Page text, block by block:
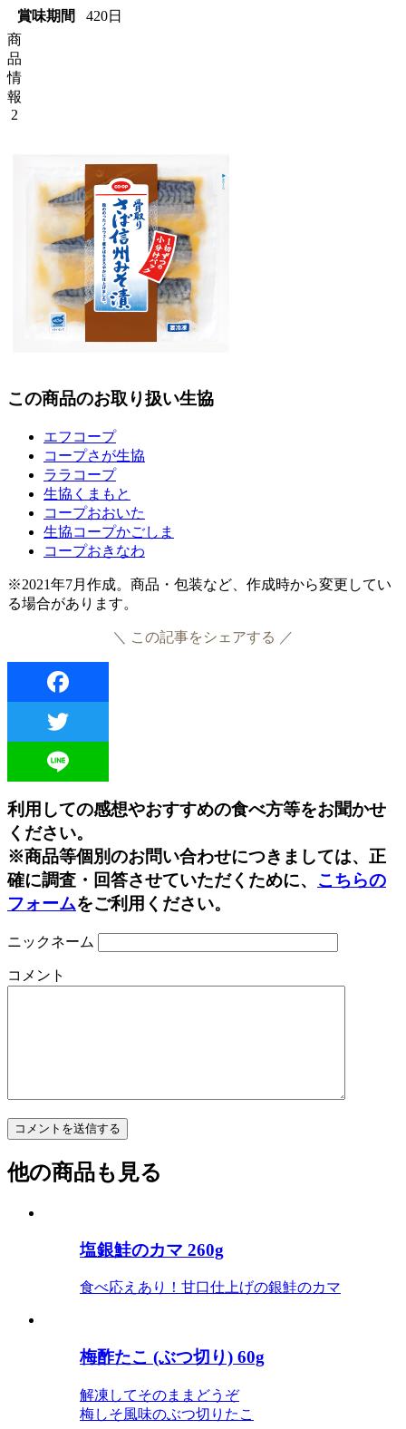
賞味期間
420日
商
品
情
報
2
この商品のお取り扱い生協
エフコープ
コープさが生協
ララコープ
生協くまもと
コープおおいた
生協コープかごしま
コープおきなわ
※2021年7月作成。商品・包装など、作成時から変更してい
る場合があります。
＼ この記事をシェアする ／
利用しての感想やおすすめの食べ方等をお聞かせ
ください。
※商品等個別のお問い合わせにつきましては、正
確に調査・回答させていただくために、 こちらの
フォームをご利用ください。
ニックネーム
コメント
他の商品も見る
塩銀鮭のカマ 260g
食べ応えあり！甘口仕上げの銀鮭のカマ
梅酢たこ (ぶつ切り) 60g
解凍してそのままどうぞ
梅しそ風味のぶつ切りたこ